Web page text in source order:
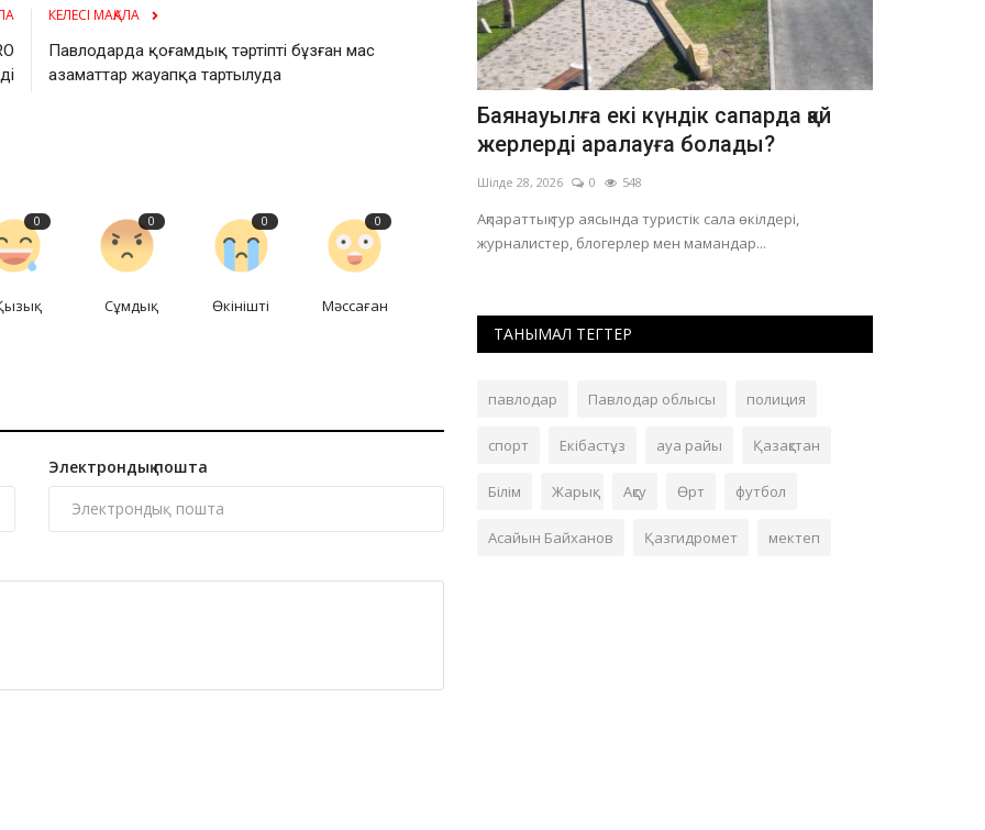
КЕЛЕСІ МАҚАЛА
Павлодарда қоғамдық тәртіпті бұзған мас
азаматтар жауапқа тартылуда
0 0
Сұмдық
0
Өкінішті
0
Мәссаған
Электрондық пошта
Жол жөндеу жұмыстары жүргізіледі.
Баянауылға екі күндік сапарда қай
жерлерді аралауға болады?
Шілде 28, 2026 0 548
Ақпараттық тур аясында туристік сала өкілдері,
журналистер, блогерлер мен мамандар...
ТАНЫМАЛ ТЕГТЕР
павлодар Павлодар облысы полиция
спорт Екібастұз ауа райы Қазақстан
Білім Жарық Ақсу Өрт футбол
Асайын Байханов Қазгидромет мектеп